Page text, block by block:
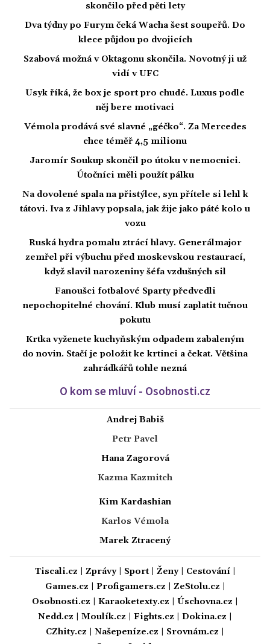
skončilo před pěti lety
Dva týdny po Furym čeká Wacha šest soupeřů. Do
klece půjdou po dvojicích
Szabová možná v Oktagonu skončila. Novotný ji už
vidí v UFC
Usyk říká, že box je sport pro chudé. Luxus podle
něj bere motivaci
Vémola prodává své slavné „géčko“. Za Mercedes
chce téměř 4,5 milionu
Jaromír Soukup skončil po útoku v nemocnici.
Útočníci měli použít pálku
Na dovolené spala na přistýlce, syn přítele si lehl k
tátovi. Iva z Jihlavy popsala, jak žije jako páté kolo u
vozu
Ruská hydra pomalu ztrácí hlavy. Generálmajor
zemřel při výbuchu před moskevskou restaurací,
když slavil narozeniny šéfa vzdušných sil
Fanoušci fotbalové Sparty předvedli
nepochopitelné chování. Klub musí zaplatit tučnou
pokutu
Krtka vyženete kuchyňským odpadem zabaleným
do novin. Stačí je položit ke krtinci a čekat. Většina
zahrádkářů tohle nezná
O kom se mluví - Osobnosti.cz
Andrej Babiš
Petr Pavel
Hana Zagorová
Kazma Kazmitch
Kim Kardashian
Karlos Vémola
Marek Ztracený
Tiscali.cz Zprávy| Sport| Ženy| Cestování|
Games.cz
Profigamers.cz ZeStolu.cz
Osobnosti.cz
Karaoketexty.cz Úschovna.cz
Nedd.cz
Moulík.cz Fights.cz Dokina.cz
CZhity.cz
Našepeníze.cz Srovnám.cz